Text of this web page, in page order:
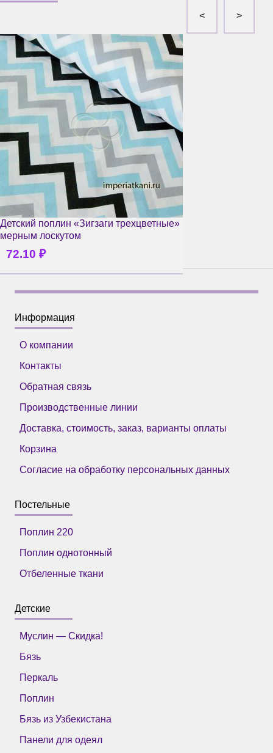
Детский поплин «Зигзаги трехцветные»
мерным лоскутом
72.10 ₽
Информация
О компании
Контакты
Обратная связь
Производственные линии
Доставка, стоимость, заказ, варианты оплаты
Корзина
Согласие на обработку персональных данных
Постельные
Поплин 220
Поплин однотонный
Отбеленные ткани
Детские
Муслин — Скидка!
Бязь
Перкаль
Поплин
Бязь из Узбекистана
Панели для одеял